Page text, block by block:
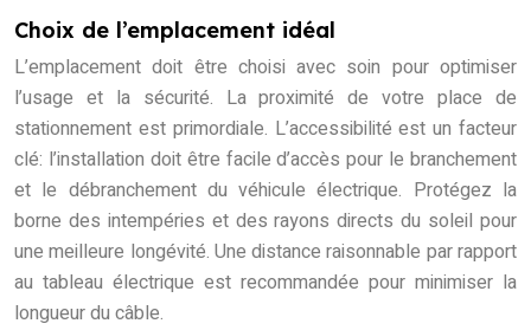
Choix de l’emplacement idéal
L’emplacement doit être choisi avec soin pour optimiser
l’usage et la sécurité. La proximité de votre place de
stationnement est primordiale. L’accessibilité est un facteur
clé: l’installation doit être facile d’accès pour le branchement
et le débranchement du véhicule électrique. Protégez la
borne des intempéries et des rayons directs du soleil pour
une meilleure longévité. Une distance raisonnable par rapport
au tableau électrique est recommandée pour minimiser la
longueur du câble.